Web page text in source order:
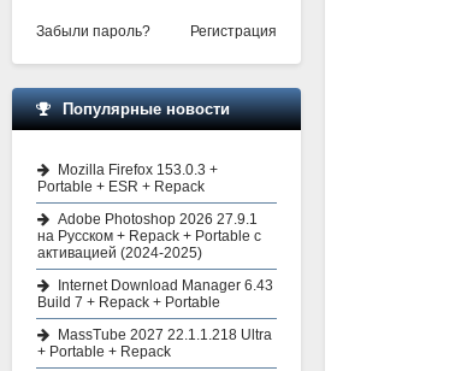
Забыли пароль? Регистрация
Популярные новости
Mozilla Firefox 153.0.3 +
Portable + ESR + Repack
Adobe Photoshop 2026 27.9.1
на Русском + Repack + Portable с
активацией (2024-2025)
Internet Download Manager 6.43
Build 7 + Repack + Portable
MassTube 2027 22.1.1.218 Ultra
+ Portable + Repack